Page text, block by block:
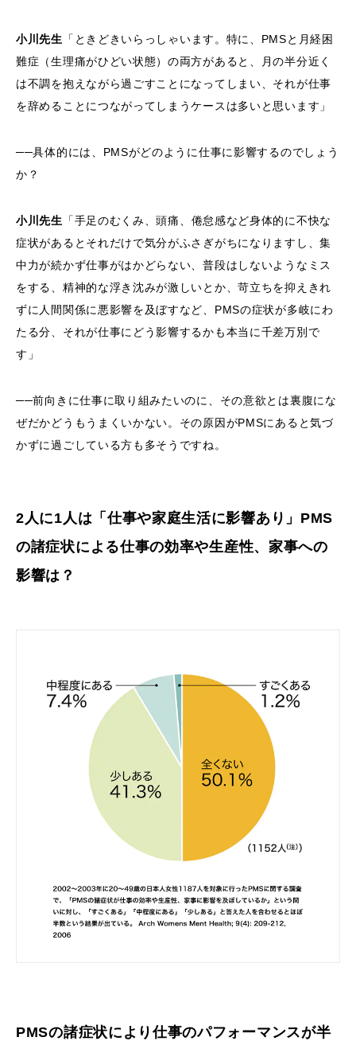
小川先生
「ときどきいらっしゃいます。特に、PMSと月経困
難症（生理痛がひどい状態）の両方があると、月の半分近く
は不調を抱えながら過ごすことになってしまい、それが仕事
を辞めることにつながってしまうケースは多いと思います」
──具体的には、PMSがどのように仕事に影響するのでしょう
か？
小川先生
「手足のむくみ、頭痛、倦怠感など身体的に不快な
症状があるとそれだけで気分がふさぎがちになりますし、集
中力が続かず仕事がはかどらない、普段はしないようなミス
をする、精神的な浮き沈みが激しいとか、苛立ちを抑えきれ
ずに人間関係に悪影響を及ぼすなど、PMSの症状が多岐にわ
たる分、それが仕事にどう影響するかも本当に千差万別で
す」
──前向きに仕事に取り組みたいのに、その意欲とは裏腹にな
ぜだかどうもうまくいかない。その原因がPMSにあると気づ
かずに過ごしている方も多そうですね。
2人に1人は「仕事や家庭生活に影響あり」 PMS
の諸症状による仕事の効率や生産性、家事への
影響は？
PMSの諸症状により仕事のパフォーマンスが半